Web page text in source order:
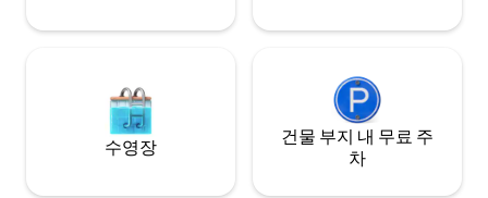
수영장
건물 부지 내 무료 주
차